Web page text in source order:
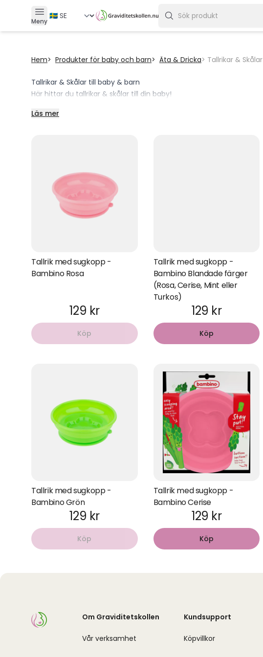
Meny
Hem Produkter för baby och barn Äta & Dricka Tallrikar & Skålar
Tallrikar & Skålar till baby & barn
Här hittar du tallrikar & skålar till din baby!
Läs mer
Tallrik med sugkopp -
Bambino Rosa
129 kr
Köp
Tallrik med sugkopp -
Bambino Blandade färger
(Rosa, Cerise, Mint eller
Turkos)
129 kr
Köp
Tallrik med sugkopp -
Bambino Grön
129 kr
Köp
Tallrik med sugkopp -
Bambino Cerise
129 kr
Köp
Om Graviditetskollen
Vår verksamhet
Kundsupport
Köpvillkor